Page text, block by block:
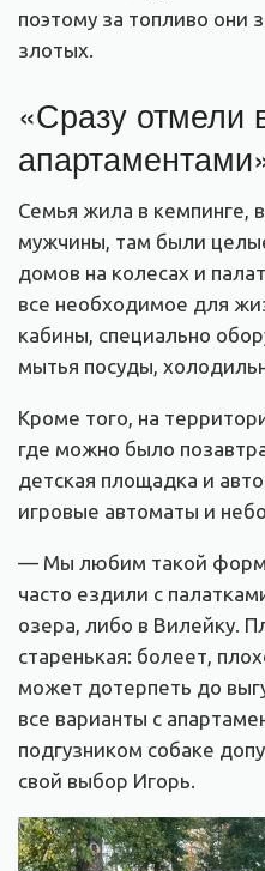
поэтому за топливо они
злотых.
«Сразу отмели
Семья жила в кемпинге,
мужчины, там были
домов на колесах и
все необходимое для
кабины, специально
мытья посуды,
Кроме того, на
где можно было
детская площадка и
игровые автоматы и
— Мы любим такой
часто ездили с
озера, либо в Вилейку.
старенькая: болеет,
может дотерпеть до
все варианты с
подгузником собаке
свой выбор Игорь.